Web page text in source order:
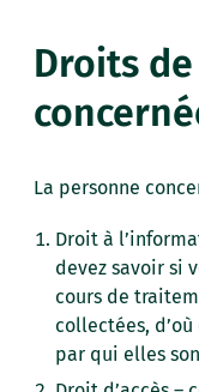
Droits
La personne
Droit à
devez savoir si
cours de
collectées,
par qui elles